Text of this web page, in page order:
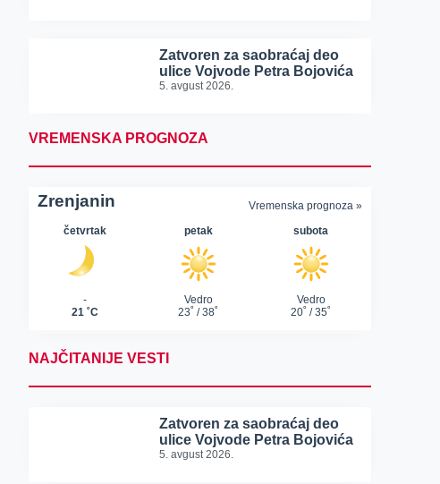
Zatvoren za saobraćaj deo
ulice Vojvode Petra Bojovića
5. avgust 2026.
VREMENSKA PROGNOZA
NAJČITANIJE VESTI
Zatvoren za saobraćaj deo
ulice Vojvode Petra Bojovića
5. avgust 2026.